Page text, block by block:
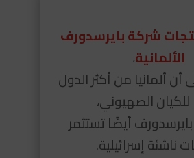
شركة بايرسدورف
الألمانية،
أن ألمانيا من أكثر الدول
الصهيوني،
أيضًا تستثمر
ناشئة إسرائيلية.